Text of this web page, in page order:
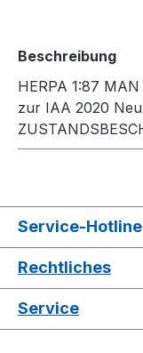
Beschreibung
HERPA 1:87
zur IAA 2020 Neu
Service-Hotline
Rechtliches
Service